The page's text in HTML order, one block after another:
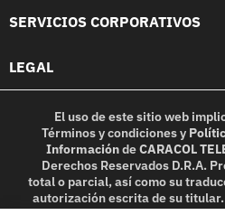
SERVICIOS CORPORATIVOS
LEGAL
El uso de este sitio web
Términos y condicionesy
InformacióndeCARACOL
Derechos Reservados D.R.A.
total o parcial, así como su
autorización escrita de su